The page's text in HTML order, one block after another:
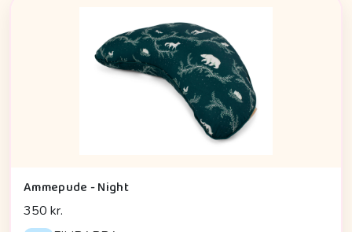
Ammepude - Night
350 kr.